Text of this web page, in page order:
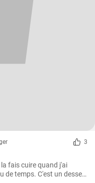
3
fais cuire quand j'ai
de temps. C'est un dessert